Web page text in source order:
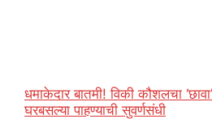
धमाकेदार बातमी! विकी कौशलचा
घरबसल्या पाहण्याची सुवर्णसंधी